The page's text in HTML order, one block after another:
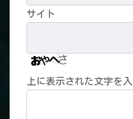
サイト
上に表示された文字を